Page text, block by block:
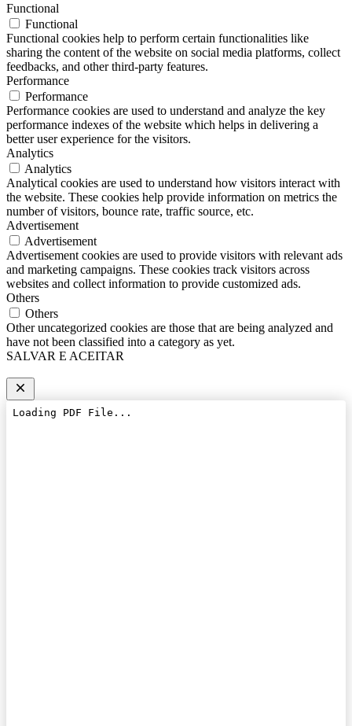
Functional
Functional
Functional cookies help to perform certain functionalities like
sharing the content of the website on social media platforms, collect
feedbacks, and other third-party features.
Performance
Performance
Performance cookies are used to understand and analyze the key
performance indexes of the website which helps in delivering a
better user experience for the visitors.
Analytics
Analytics
Analytical cookies are used to understand how visitors interact with
the website. These cookies help provide information on metrics the
number of visitors, bounce rate, traffic source, etc.
Advertisement
Advertisement
Advertisement cookies are used to provide visitors with relevant ads
and marketing campaigns. These cookies track visitors across
websites and collect information to provide customized ads.
Others
Others
Other uncategorized cookies are those that are being analyzed and
have not been classified into a category as yet.
SALVAR E ACEITAR